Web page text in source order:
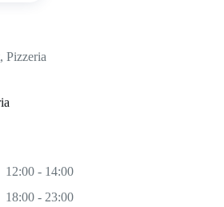
Pizzeria
12:00 - 14:00
18:00 - 23:00